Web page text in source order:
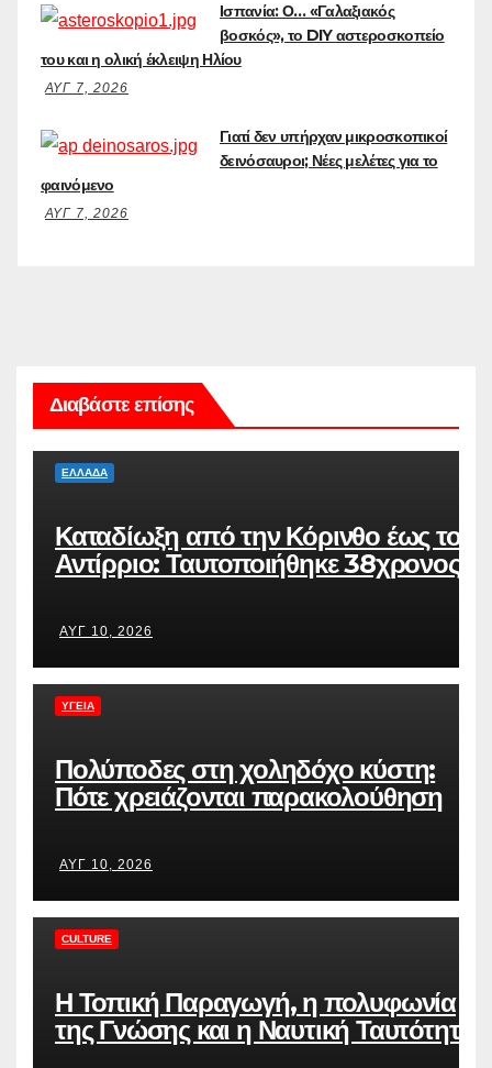
Ισπανία: Ο… «Γαλαξιακός
βοσκός», το DIY αστεροσκοπείο
του και η ολική έκλειψη Ηλίου
ΑΥΓ 7, 2026
Γιατί δεν υπήρχαν μικροσκοπικοί
δεινόσαυροι; Νέες μελέτες για το
φαινόμενο
ΑΥΓ 7, 2026
Διαβάστε επίσης
ΕΛΛΆΔΑ
Καταδίωξη από την Κόρινθο έως το
Αντίρριο: Ταυτοποιήθηκε 38χρονος
ΑΥΓ 10, 2026
ΥΓΕΊΑ
Πολύποδες στη χοληδόχο κύστη:
Πότε χρειάζονται παρακολούθηση
ΑΥΓ 10, 2026
CULTURE
Η Τοπική Παραγωγή, η πολυφωνία
της Γνώσης και η Ναυτική Ταυτότητα